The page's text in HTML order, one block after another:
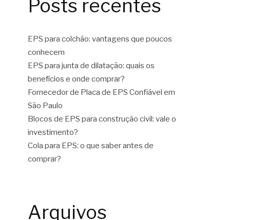
Posts recentes
EPS para colchão: vantagens que poucos
conhecem
EPS para junta de dilatação: quais os
benefícios e onde comprar?
Fornecedor de Placa de EPS Confiável em
São Paulo
Blocos de EPS para construção civil: vale o
investimento?
Cola para EPS: o que saber antes de
comprar?
Arquivos